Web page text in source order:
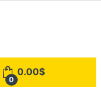
0
0.00$